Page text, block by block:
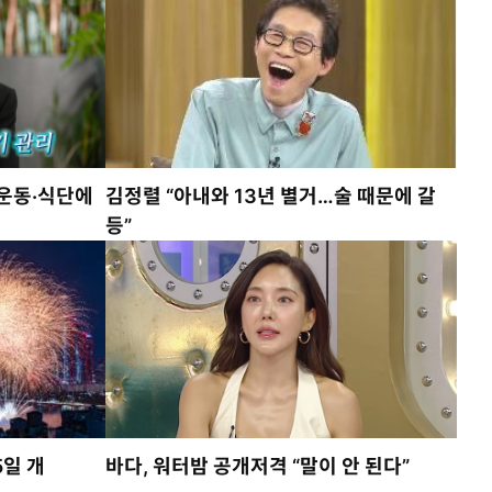
동·식단에
김정렬 “아내와 13년 별거…술 때문에 갈
등”
개 바다, 워터밤 공개저격 “말이 안 된다”